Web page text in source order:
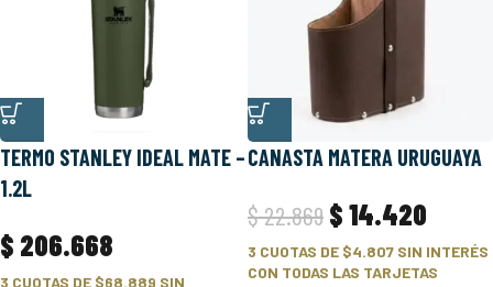
TERMO STANLEY IDEAL MATE –
1.2L
$ 206.668
3 CUOTAS DE $68.889 SIN
CANASTA MATERA URUGUAYA
$22.869 $14.420
3 CUOTAS DE $4.807SIN INTERÉS
CON TODAS LAS TARJETAS